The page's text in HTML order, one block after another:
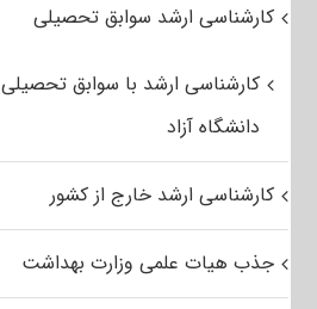
کارشناسی ارشد سوابق تحصیلی
کارشناسی ارشد با سوابق تحصیلی
دانشگاه آزاد
کارشناسی ارشد خارج از کشور
جذب هیات علمی وزارت بهداشت